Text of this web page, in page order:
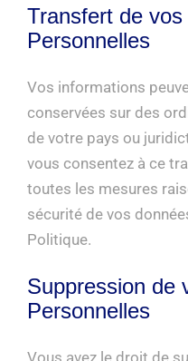
Transfert de
Personnelles
Vos informations
conservées sur des
de votre pays ou
vous consentez à ce
toutes les mesures
sécurité de vos
Politique.
Suppression de
Personnelles
Vous avez le droit de